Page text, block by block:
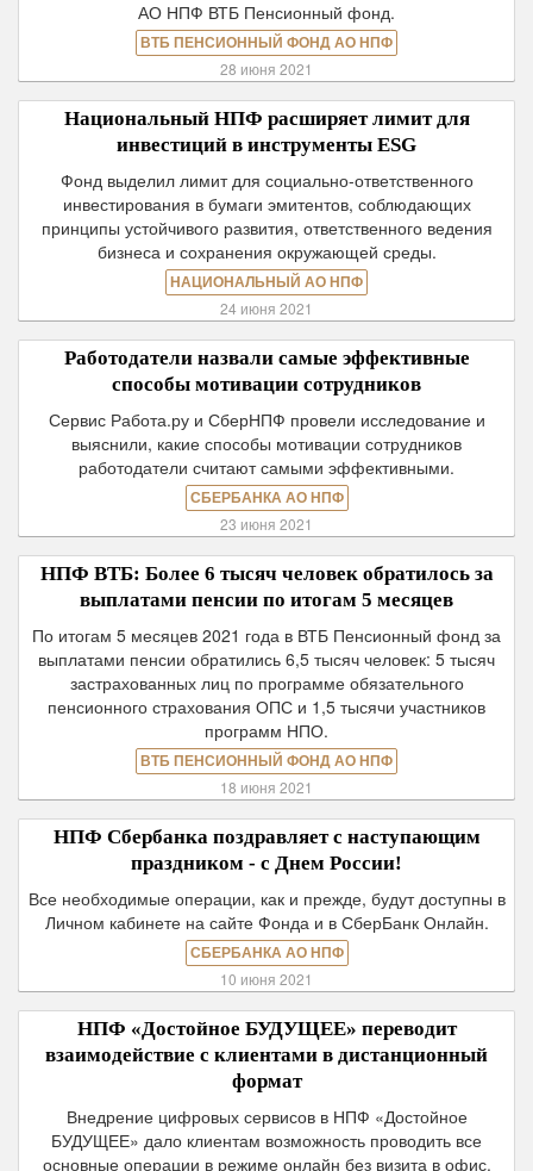
АО НПФ ВТБ Пенсионный фонд.
ВТБ ПЕНСИОННЫЙ ФОНД АО НПФ
28 июня 2021
Национальный НПФ расширяет лимит для
инвестиций в инструменты ESG
Фонд выделил лимит для социально-ответственного
инвестирования в бумаги эмитентов, соблюдающих
принципы устойчивого развития, ответственного ведения
бизнеса и сохранения окружающей среды.
НАЦИОНАЛЬНЫЙ АО НПФ
24 июня 2021
Работодатели назвали самые эффективные
способы мотивации сотрудников
Сервис Работа.ру и СберНПФ провели исследование и
выяснили, какие способы мотивации сотрудников
работодатели считают самыми эффективными.
СБЕРБАНКА АО НПФ
23 июня 2021
НПФ ВТБ: Более 6 тысяч человек обратилось за
выплатами пенсии по итогам 5 месяцев
По итогам 5 месяцев 2021 года в ВТБ Пенсионный фонд за
выплатами пенсии обратились 6,5 тысяч человек: 5 тысяч
застрахованных лиц по программе обязательного
пенсионного страхования ОПС и 1,5 тысячи участников
программ НПО.
ВТБ ПЕНСИОННЫЙ ФОНД АО НПФ
18 июня 2021
НПФ Сбербанка поздравляет с наступающим
праздником - с Днем России!
Все необходимые операции, как и прежде, будут доступны в
Личном кабинете на сайте Фонда и в СберБанк Онлайн.
СБЕРБАНКА АО НПФ
10 июня 2021
НПФ «Достойное БУДУЩЕЕ» переводит
взаимодействие с клиентами в дистанционный
формат
Внедрение цифровых сервисов в НПФ «Достойное
БУДУЩЕЕ» дало клиентам возможность проводить все
основные операции в режиме онлайн без визита в офис.